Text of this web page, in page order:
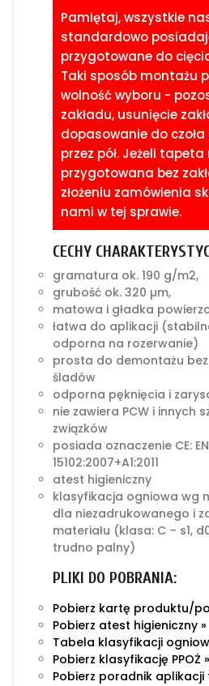
Pamiętaj, wszystkie
standardowo
przygotowane do
Taki sposób montażu
wolność wyboru -
zakładu, usunięcie
dopasowanie do
przez pół. Jeżeli
przygotowana bez
złożeniu zamówienia
nami w tej sprawie.
CECHY
gramatura ok. 190 g/m2,
grubość ok. 320 µm,
matowa i gładka
łatwa do aplikacji
odporna na rozerwanie)
prosta do demontażu
śladów
odporna pęknięcia i
nie zawiera PCW i innych
związków
posiada oznaczenie CE: EN
15102:2007+A1:2011
atest higieniczny
klasyfikacja ogniowa wg
dla niezadrukowanego i
materiału (klasa: C – s1,
trudno palny)
PLIKI DO POBRANIA:
Pobierz kartę produktu/
Pobierz atest higieniczny »
Tabela klasyfikacji
Pobierz klasyfikację PPOŻ »
Pobierz poradnik